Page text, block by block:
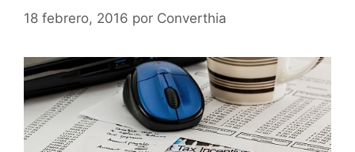
18 febrero, 2016 por Converthia